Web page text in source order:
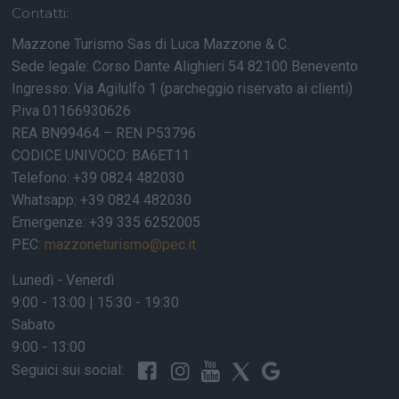
Contatti:
Mazzone Turismo Sas di Luca Mazzone & C.
Sede legale: Corso Dante Alighieri 54 82100 Benevento
Ingresso: Via Agilulfo 1 (parcheggio riservato ai clienti)
P.iva 01166930626
REA BN99464 – REN P53796
CODICE UNIVOCO: BA6ET11
Telefono: +39 0824 482030
Whatsapp: +39 0824 482030
Emergenze: +39 335 6252005
PEC: mazzoneturismo@pec.it
Lunedì - Venerdì
9:00 - 13:00 | 15:30 - 19:30
Sabato
9:00 - 13:00
Seguici sui social: